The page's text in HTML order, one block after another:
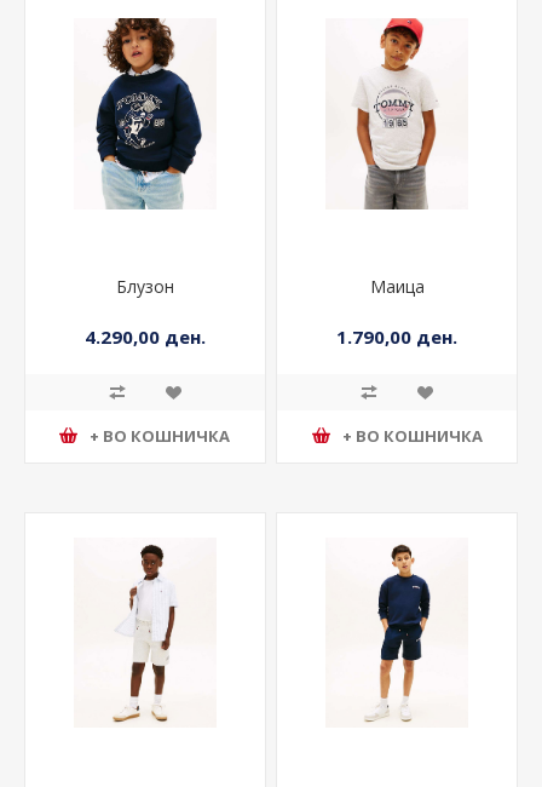
Блузон
4.290,00 ден.
+ ВО КОШНИЧКА
Маица
1.790,00 ден.
+ ВО КОШНИЧКА